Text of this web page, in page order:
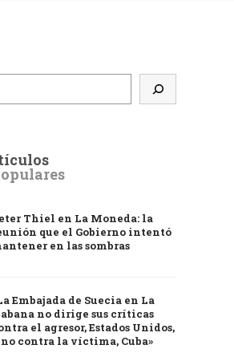
Thiel en La Moneda: la
que el Gobierno intentó
en las sombras
Embajada de Suecia en La
no dirige sus críticas
el agresor, Estados Unidos,
contra la víctima, Cuba»